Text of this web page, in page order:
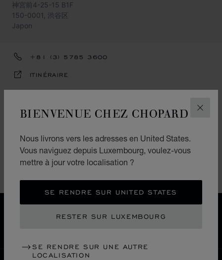
BIENVENUE CHEZ CHOPARD
Nous livrons vers les adresses en United States.
Vous naviguez depuis Luxembourg, voulez-vous
mettre à jour votre localisation ?
SE RENDRE SUR UNITED STATES
RESTER SUR LUXEMBOURG
SE RENDRE SUR UNE AUTRE
LOCALISATION
神宮前4-25-15 B1F
150-0001, 渋谷区
Japon
+81 (3) 5785 3600
ITINÉRAIRE
11:00-19:00
CATÉGORIES
Montres
L.U.C.
PAIEMENT SÉCURISÉ